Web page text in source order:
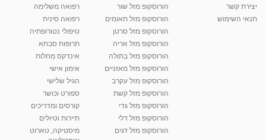
מאת Shahar-vod 6 שנים
10:17
קרין גורן - העוגה המתגלצ’ת ללא קמח
38.5k צפיות
01:37
יוסי שר - מתמחה בשיטת אלכסנדר וטאי צ'י
2,738 צפיות
רנה רז-גילו -טיפול אנרגטי ויעוץ רוחני - נומרולוגית
יצירת קשר
תנאי השימוש
הורוסקופ מזל שור
הורוסקופ מזל תאומים
הורוסקופ מזל סרטן
הורוסקופ מזל אריה
הורוסקופ מזל בתולה
הורוסקופ מזל מאזניים
הורוסקופ מזל עקרב
הורוסקופ מזל קשת
הורוסקופ מזל גדי
הורוסקופ מזל דלי
הורוסקופ מזל דגים
רפואה משלימה
רפואה סינית
טיפולי נטורופתיה
תרופות סבתא
אינדקס מחלות
אימון אישי
הגיל שלישי
ספורט וכושר
קורסים ומדריכים
תיירות וטיולים
מיסטיקה, טארוט